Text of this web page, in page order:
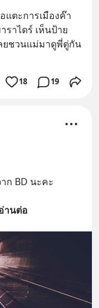
ตะการเมืองค๊า
าไดร์ เห็นป้าย
ยชวนแม่มาดูพี่ตู่กัน
18 19
ก BD นะคะ
านต่อ